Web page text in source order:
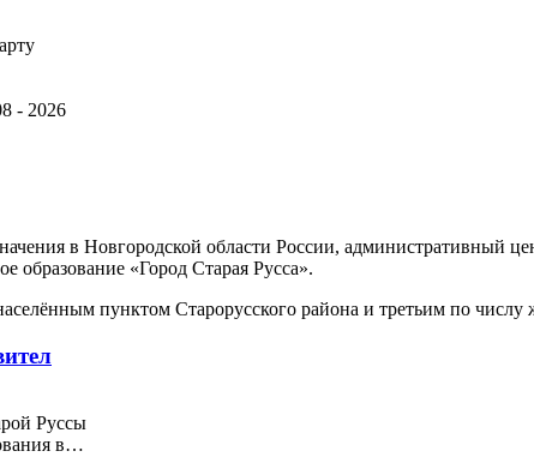
- 2026
в Новгородской области России, административный
образование «Город Старая Русса».
пунктом Старорусского района и третьим по
Руссы
в…